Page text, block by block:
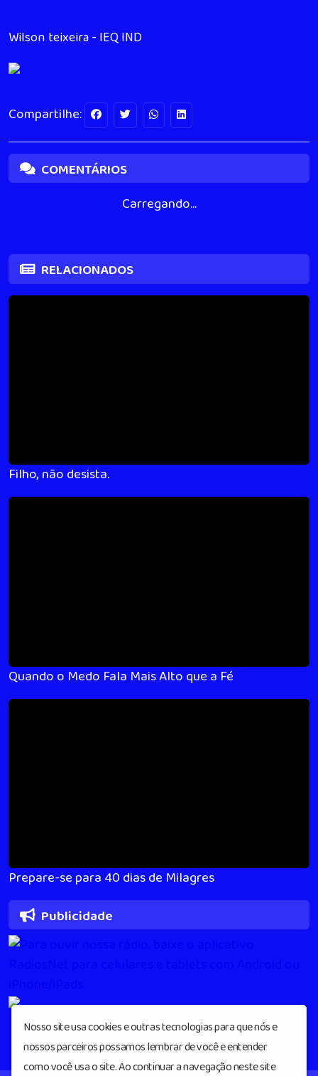
Wilson teixeira - IEQ IND
Compartilhe:
COMENTÁRIOS
Carregando...
RELACIONADOS
Filho, não desista.
Quando o Medo Fala Mais Alto que a Fé
Prepare-se para 40 dias de Milagres
Publicidade
Nosso site usa cookies e outras tecnologias para que nós e
nossos parceiros possamos lembrar de você e entender
como você usa o site. Ao continuar a navegação neste site